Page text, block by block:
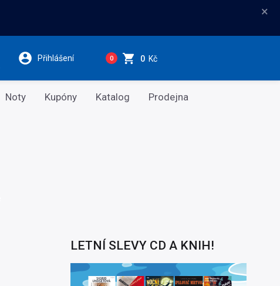
×
Přihlášení 0 0 Kč
Noty Kupóny Katalog Prodejna
LETNÍ SLEVY CD A KNIH!